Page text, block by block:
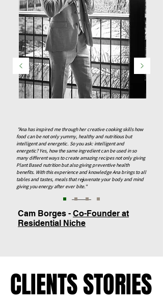
"Ana has inspired me through her creative cooking skills how
food can be not only yummy, healthy and nutritious but
intelligent and energetic. So you ask: intelligent and
energetic? Yes, how the same ingredient can be used in so
many different ways to create amazing recipes not only giving
Plant Based nutrition but also giving preventive health
benefits. With this experience and knowledge Ana brings to all
tables and tastes, meals that rejuvenate your body and mind
giving you energy after ever bite."
Cam Borges - Co-Founder at
Residential Niche
CLIENTS STORIES
CLIENTS STORIES